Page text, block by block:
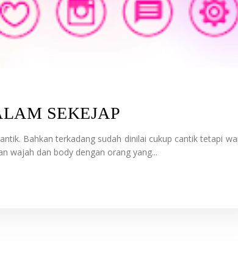
SEKEJAP
Bahkan terkadang sudah dinilai cukup cantik tetapi
wajah dan body dengan orang yang...